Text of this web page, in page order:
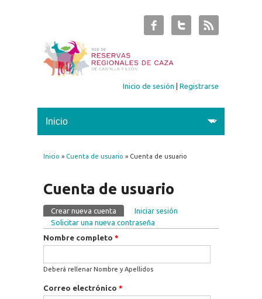
Inicio de sesión |Registrarse
Se encuentra usted aquí
Inicio » Cuenta de usuario » Cuenta de usuario
Cuenta de usuario
Solapas principales
Crear nueva cuenta (solapa activa)
Iniciar sesión
Solicitar una nueva contraseña
Nombre completo *
Deberá rellenar Nombre y Apellidos
Correo electrónico *